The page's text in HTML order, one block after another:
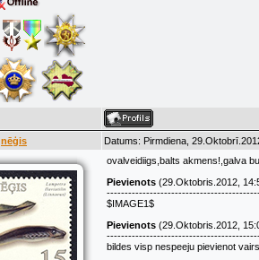
nēģis Datums: Pirmdiena,
ovalveidiigs,balts akmens!,galva
Pievienots (29.Oktobris.2012,
$IMAGE1$
Pievienots (29.Oktobris.2012,
bildes visp nespeeju pievienot vairs